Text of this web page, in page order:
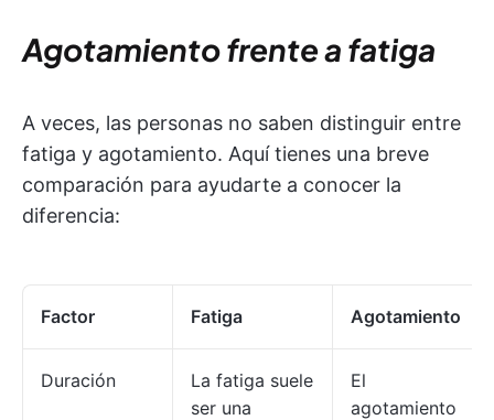
Agotamiento frente a fatiga
A veces, las personas no saben distinguir entre
fatiga y agotamiento. Aquí tienes una breve
comparación para ayudarte a conocer la
diferencia:
Factor Fatiga Agotamiento
Duración
La fatiga suele
ser una
El
agotamiento